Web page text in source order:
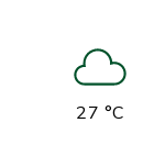
27 °C